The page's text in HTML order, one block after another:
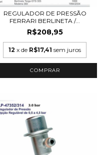
REGULADOR DE PRESSÃO
FERRARI BERLINETA /...
R$208,95
12 x de R$17,41 sem juros